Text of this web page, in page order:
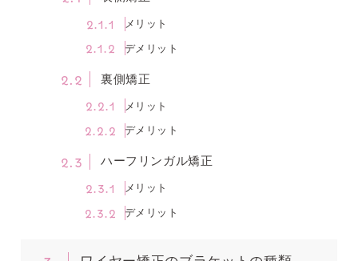
2.1.1 メリット
2.1.2 デメリット
2.2 裏側矯正
2.2.1 メリット
2.2.2 デメリット
2.3 ハーフリンガル矯正
2.3.1 メリット
2.3.2 デメリット